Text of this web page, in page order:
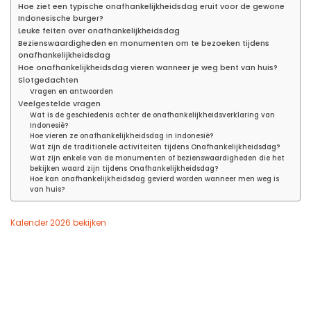
Hoe ziet een typische onafhankelijkheidsdag eruit voor de gewone
Indonesische burger?
Leuke feiten over onafhankelijkheidsdag
Bezienswaardigheden en monumenten om te bezoeken tijdens
onafhankelijkheidsdag
Hoe onafhankelijkheidsdag vieren wanneer je weg bent van huis?
Slotgedachten
Vragen en antwoorden
Veelgestelde vragen
Wat is de geschiedenis achter de onafhankelijkheidsverklaring van
Indonesië?
Hoe vieren ze onafhankelijkheidsdag in Indonesië?
Wat zijn de traditionele activiteiten tijdens Onafhankelijkheidsdag?
Wat zijn enkele van de monumenten of bezienswaardigheden die het
bekijken waard zijn tijdens Onafhankelijkheidsdag?
Hoe kan onafhankelijkheidsdag gevierd worden wanneer men weg is
van huis?
Kalender 2026 bekijken